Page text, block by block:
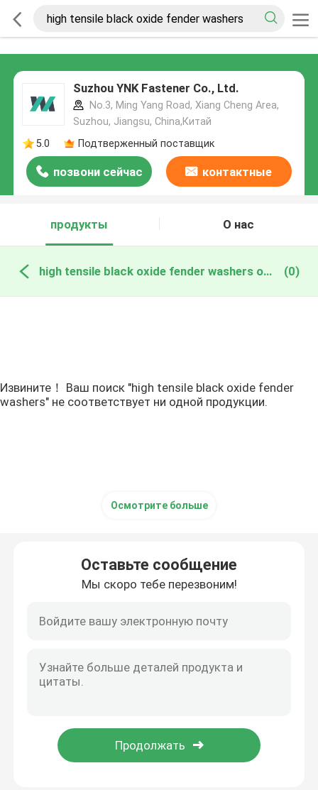
Suzhou YNK Fastener Co., Ltd.
No.3, Ming Yang Road, Xiang Cheng Area,
Suzhou, Jiangsu, China,Китай
5.0
Подтверженный поставщик
позвони сейчас контактные
продукты
О нас
high tensile black oxide fender washers онлайн производство (0)
Извините！ Ваш поиск "high tensile black oxide fender
washers" не соответствует ни одной продукции.
Осмотрите больше
Оставьте сообщение
Мы скоро тебе перезвоним!